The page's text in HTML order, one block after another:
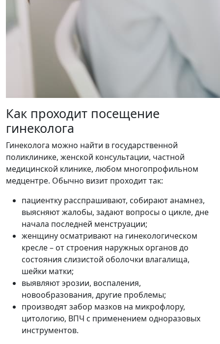
Как проходит посещение
гинеколога
Гинеколога можно найти в государственной
поликлинике, женской консультации, частной
медицинской клинике, любом многопрофильном
медцентре. Обычно визит проходит так:
пациентку расспрашивают, собирают анамнез,
выясняют жалобы, задают вопросы о цикле, дне
начала последней менструации;
женщину осматривают на гинекологическом
кресле – от строения наружных органов до
состояния слизистой оболочки влагалища,
шейки матки;
выявляют эрозии, воспаления,
новообразования, другие проблемы;
производят забор мазков на микрофлору,
цитологию, ВПЧ с применением одноразовых
инструментов.